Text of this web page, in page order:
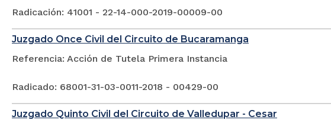
Radicación: 41001 - 22-14-000-2019-00009-00
Juzgado Once Civil del Circuito de Bucaramanga
Referencia: Acción de Tutela Primera Instancia
Radicado: 68001-31-03-0011-2018 - 00429-00
Juzgado Quinto Civil del Circuito de Valledupar - Cesar